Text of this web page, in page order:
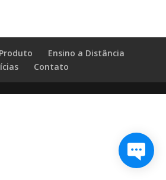
Produto
Ensino a Distância
Contato